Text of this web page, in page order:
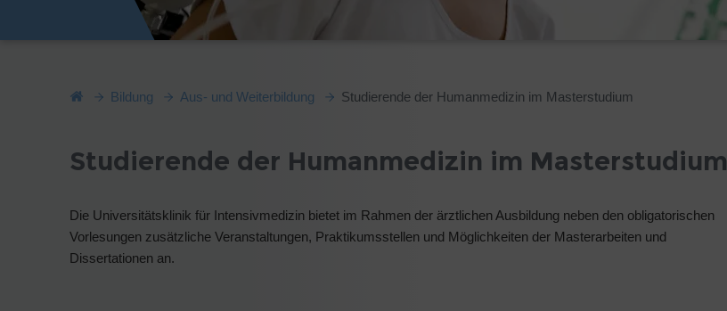
Bildung Aus- und Weiterbildung Studierende der Humanmedizin im Masterstudium
Studierende der Humanmedizin im Masterstudium
Die Universitätsklinik für Intensivmedizin bietet im Rahmen der ärztlichen Ausbildung neben den obligatorischen
Vorlesungen zusätzliche Veranstaltungen, Praktikumsstellen und Möglichkeiten der Masterarbeiten und
Dissertationen an.